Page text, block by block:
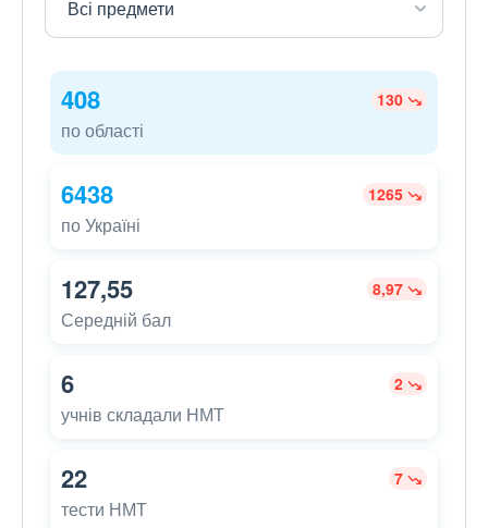
408 130
по області
6438 1265
по Україні
127,55 8,97
Середній бал
6 2
учнів складали НМТ
22 7
тести НМТ